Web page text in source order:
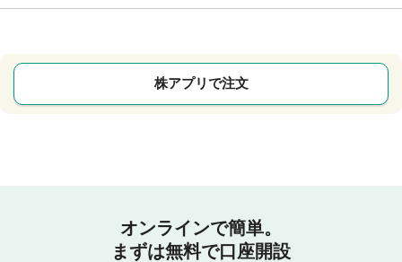
株アプリで注文
オンラインで簡単。
まずは無料で口座開設